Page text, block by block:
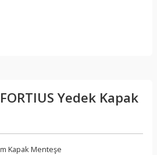
Yedek Kapak
Kapak Menteşe